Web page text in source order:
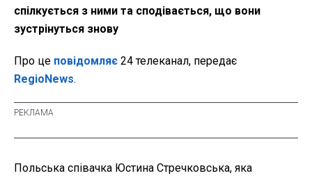
спілкується з ними та сподівається, що вони
зустрінуться знову
Про це повідомляє 24 телеканал, передає
RegioNews.
Польська співачка Юстина Стречковська, яка